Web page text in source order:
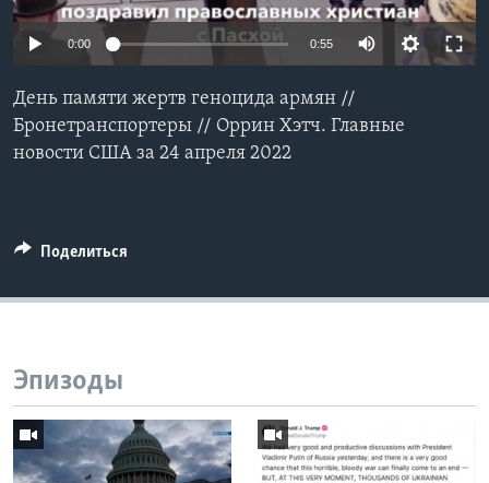
Learning English
СОЦИАЛЬНЫЕ СЕТИ
0:00 0:55
День памяти жертв геноцида армян //
Бронетранспортеры // Оррин Хэтч. Главные
новости США за 24 апреля 2022
Поделиться
Эпизоды